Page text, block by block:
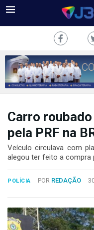
J3NEWS
TV
COLUNAS
FALE
Copyright
2024
Carro
pela PRF na
Veículo circulava com
alegou ter feito a compra
POLÍCIA POR REDAÇÃO